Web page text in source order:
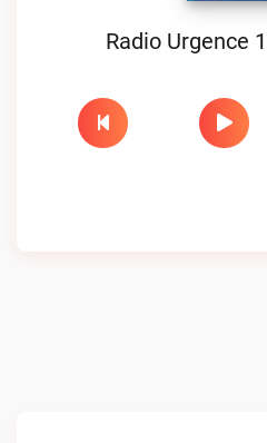
Radio Urgence